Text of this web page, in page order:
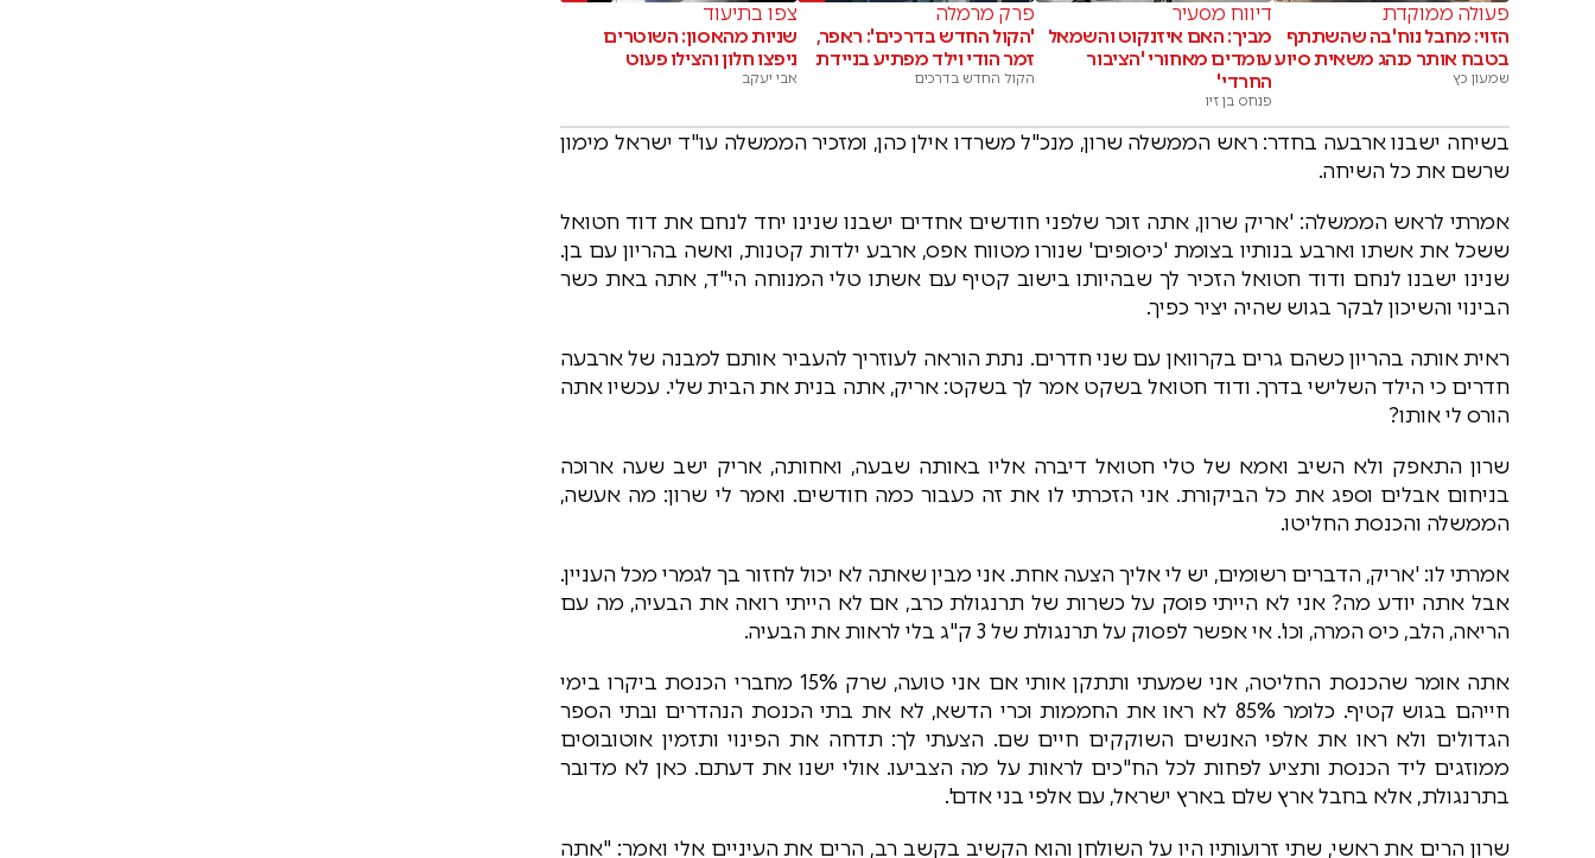
פעולה ממוקדת
הזוי: מחבל נוח'בה שהשתתף
בטבח אותר כנהג משאית סיוע
שמעון כץ
דיווח מסעיר
מביך: האם איזנקוט והשמאל
עומדים מאחורי 'הציבור
החרדי'
פנחס בן זיו
פרק מרמלה
'הקול החדש בדרכים': ראפר,
זמר הודי וילד מפתיע בניידת
הקול החדש בדרכים
צפו בתיעוד
שניות מהאסון: השוטרים
ניפצו חלון והצילו פעוט
אבי יעקב
בשיחה ישבנו ארבעה בחדר: ראש הממשלה שרון, מנכ"ל משרדו אילן כהן, ומזכיר הממשלה עו"ד ישראל מימון
שרשם את כל השיחה.
אמרתי לראש הממשלה: 'אריק שרון, אתה זוכר שלפני חודשים אחדים ישבנו שנינו יחד לנחם את דוד חטואל
ששכל את אשתו וארבע בנותיו בצומת 'כיסופים' שנורו מטווח אפס, ארבע ילדות קטנות, ואשה בהריון עם בן.
שנינו ישבנו לנחם ודוד חטואל הזכיר לך שבהיותו בישוב קטיף עם אשתו טלי המנוחה הי"ד, אתה באת כשר
הבינוי והשיכון לבקר בגוש שהיה יציר כפיך.
ראית אותה בהריון כשהם גרים בקרוואן עם שני חדרים. נתת הוראה לעוזריך להעביר אותם למבנה של ארבעה
חדרים כי הילד השלישי בדרך. ודוד חטואל בשקט אמר לך בשקט: אריק, אתה בנית את הבית שלי. עכשיו אתה
הורס לי אותו?
שרון התאפק ולא השיב ואמא של טלי חטואל דיברה אליו באותה שבעה, ואחותה, אריק ישב שעה ארוכה
בניחום אבלים וספג את כל הביקורת. אני הזכרתי לו את זה כעבור כמה חודשים. ואמר לי שרון: מה אעשה,
הממשלה והכנסת החליטו.
אמרתי לו: 'אריק, הדברים רשומים, יש לי אליך הצעה אחת. אני מבין שאתה לא יכול לחזור בך לגמרי מכל העניין.
אבל אתה יודע מה? אני לא הייתי פוסק על כשרות של תרנגולת כרב, אם לא הייתי רואה את הבעיה, מה עם
הריאה, הלב, כיס המרה, וכו'. אי אפשר לפסוק על תרנגולת של 3 ק"ג בלי לראות את הבעיה.
אתה אומר שהכנסת החליטה, אני שמעתי ותתקן אותי אם אני טועה, שרק 15% מחברי הכנסת ביקרו בימי
חייהם בגוש קטיף. כלומר 85% לא ראו את החממות וכרי הדשא, לא את בתי הכנסת הנהדרים ובתי הספר
הגדולים ולא ראו את אלפי האנשים השוקקים חיים שם. הצעתי לך: תדחה את הפינוי ותזמין אוטובוסים
ממוזגים ליד הכנסת ותציע לפחות לכל הח"כים לראות על מה הצביעו. אולי ישנו את דעתם. כאן לא מדובר
בתרנגולת, אלא בחבל ארץ שלם בארץ ישראל, עם אלפי בני אדם'.
שרון הרים את ראשי, שתי זרועותיו היו על השולחן והוא הקשיב בקשב רב, הרים את העיניים אלי ואמר: "אתה